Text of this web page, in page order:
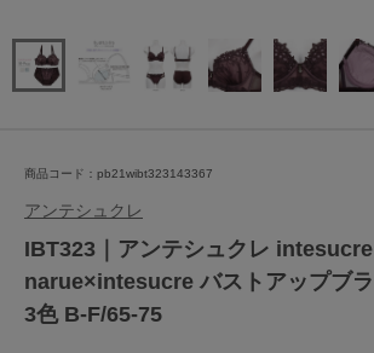
商品コード：pb21wibt323143367
アンテシュクレ
IBT323｜アンテシュクレ intesucre
narue×intesucre バストアップブ
3色 B-F/65-75